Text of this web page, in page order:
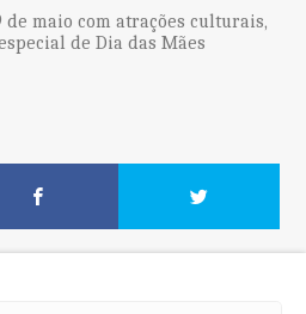
de maio com atrações culturais,
de Dia das Mães